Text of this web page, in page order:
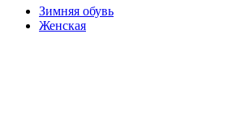
Зимняя обувь
Женская